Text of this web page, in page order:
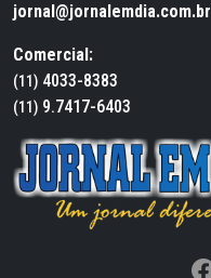
jornal@jornalemdia.com.br
Comercial:
(11) 4033-8383
(11) 9.7417-6403